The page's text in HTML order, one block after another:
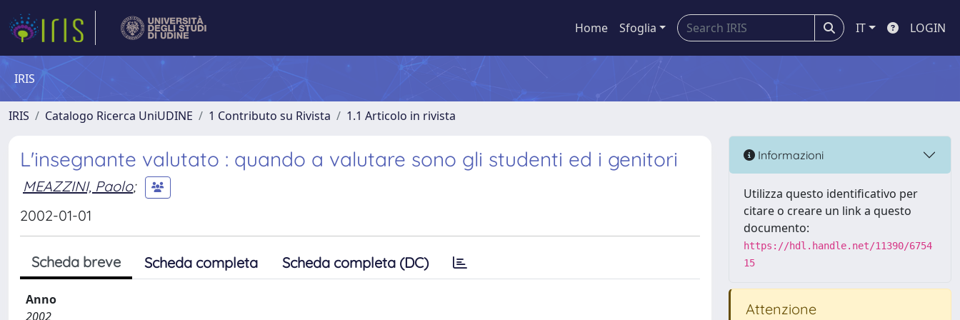
Home Sfoglia IT LOGIN
IRIS
IRIS Catalogo Ricerca UniUDINE 1 Contributo su Rivista 1.1 Articolo in rivista
L'insegnante valutato : quando a valutare sono gli studenti ed i genitori
MEAZZINI, Paolo;
2002-01-01
Scheda breve Scheda completa Scheda completa (DC)
Anno
2002
Informazioni
Utilizza questo identificativo per
citare o creare un link a questo
documento:
https://hdl.handle.net/11390/6754
15
Attenzione